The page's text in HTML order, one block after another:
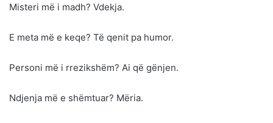
Misteri më i madh? Vdekja.
E meta më e keqe? Të qenit pa humor.
Personi më i rrezikshëm? Ai që gënjen.
Ndjenja më e shëmtuar? Mëria.